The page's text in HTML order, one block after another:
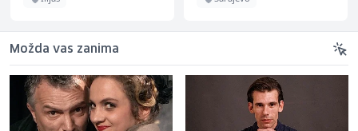
Možda vas zanima